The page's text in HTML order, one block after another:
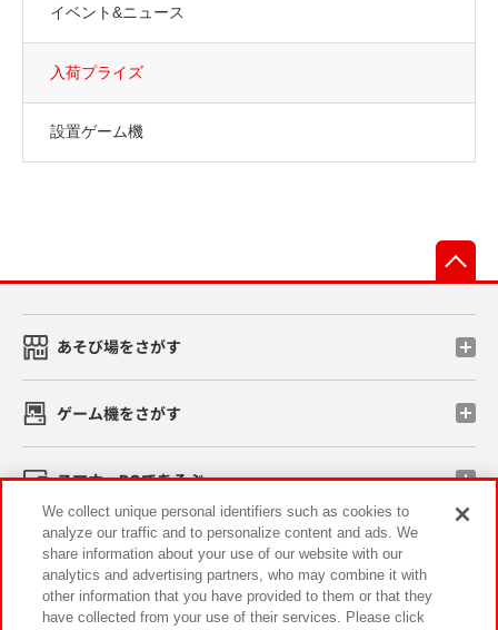
イベント&ニュース
入荷プライズ
設置ゲーム機
あそび場をさがす
ゲーム機をさがす
スマホ・PCであそぶ
イベント・キャンペーン
We collect unique personal identifiers such as cookies to
analyze our traffic and to personalize content and ads. We
share information about your use of our website with our
analytics and advertising partners, who may combine it with
other information that you have provided to them or that they
have collected from your use of their services. Please click